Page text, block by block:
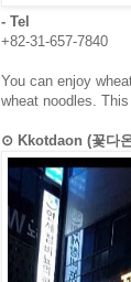
- Tel
+82-31-657-7840
You can enjoy
wheat noodles.
⊙ Kkotdaon (꽃다